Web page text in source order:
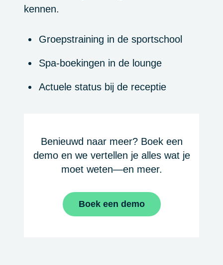
kennen.
Groepstraining in de sportschool
Spa-boekingen in de lounge
Actuele status bij de receptie
Benieuwd naar meer? Boek een
demo en we vertellen je alles wat je
moet weten—en meer.
Boek een demo